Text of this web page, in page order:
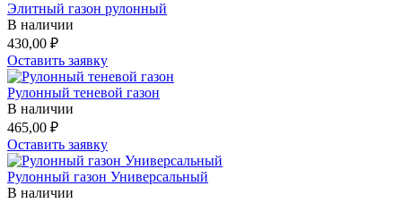
Элитный газон рулонный
В наличии
430,00 ₽
Оставить заявку
Рулонный теневой газон
В наличии
465,00 ₽
Оставить заявку
Рулонный газон Универсальный
В наличии